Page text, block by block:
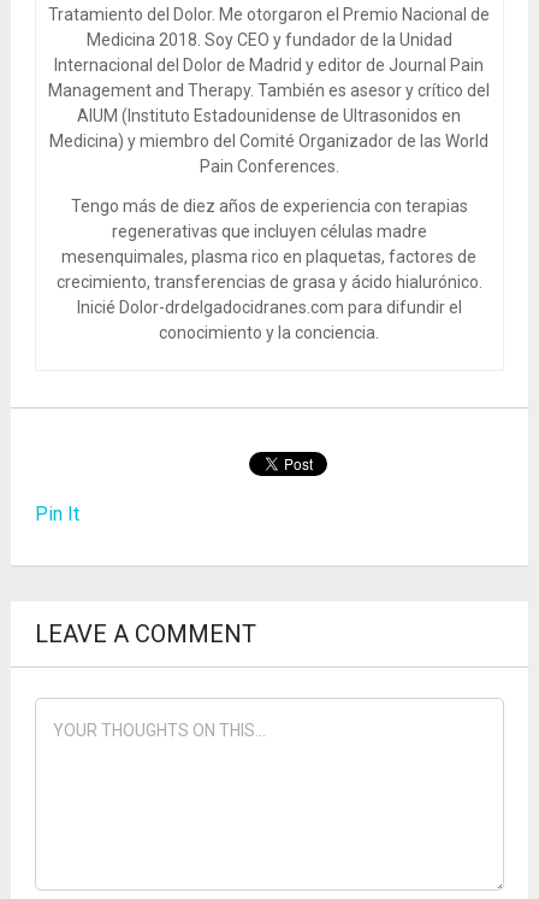
Tratamiento del Dolor. Me otorgaron el Premio Nacional de
Medicina 2018. Soy CEO y fundador de la Unidad
Internacional del Dolor de Madrid y editor de Journal Pain
Management and Therapy. También es asesor y crítico del
AIUM (Instituto Estadounidense de Ultrasonidos en
Medicina) y miembro del Comité Organizador de las World
Pain Conferences.
Tengo más de diez años de experiencia con terapias
regenerativas que incluyen células madre
mesenquimales, plasma rico en plaquetas, factores de
crecimiento, transferencias de grasa y ácido hialurónico.
Inicié Dolor-drdelgadocidranes.com para difundir el
conocimiento y la conciencia.
Pin It
LEAVE A COMMENT